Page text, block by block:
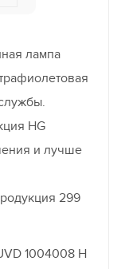
лампа
HG
и лучше
299
1004008 H